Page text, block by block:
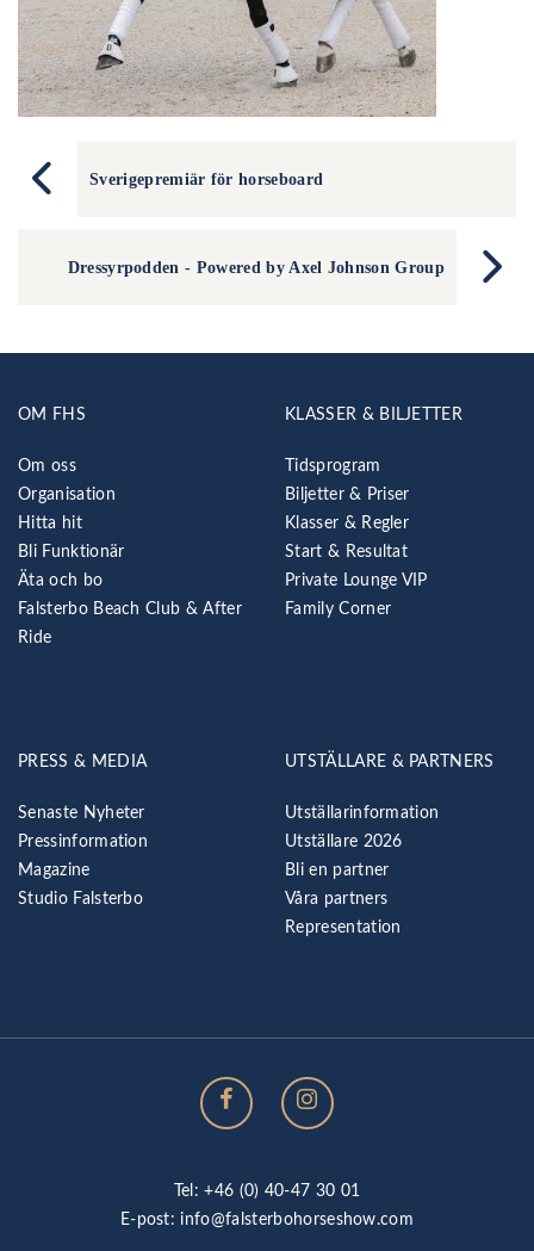
Sverigepremiär för horseboard
Dressyrpodden - Powered by Axel Johnson Group
OM FHS
Om oss
Organisation
Hitta hit
Bli Funktionär
Äta och bo
Falsterbo Beach Club & After
Ride
KLASSER & BILJETTER
Tidsprogram
Biljetter & Priser
Klasser & Regler
Start & Resultat
Private Lounge VIP
Family Corner
PRESS & MEDIA
Senaste Nyheter
Pressinformation
Magazine
Studio Falsterbo
UTSTÄLLARE & PARTNERS
Utställarinformation
Utställare 2026
Bli en partner
Våra partners
Representation
Tel: +46 (0) 40-47 30 01
E-post: info@falsterbohorseshow.com